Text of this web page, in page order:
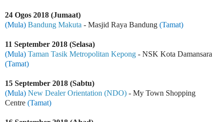
24 Ogos 2018 (Jumaat)
(Mula) Bandung Makuta - Masjid Raya Bandung (Tamat)
11 September 2018 (Selasa)
(Mula) Taman Tasik Metropolitan Kepong - NSK Kota Damansara
(Tamat)
15 September 2018 (Sabtu)
(Mula) New Dealer Orientation (NDO) - My Town Shopping
Centre (Tamat)